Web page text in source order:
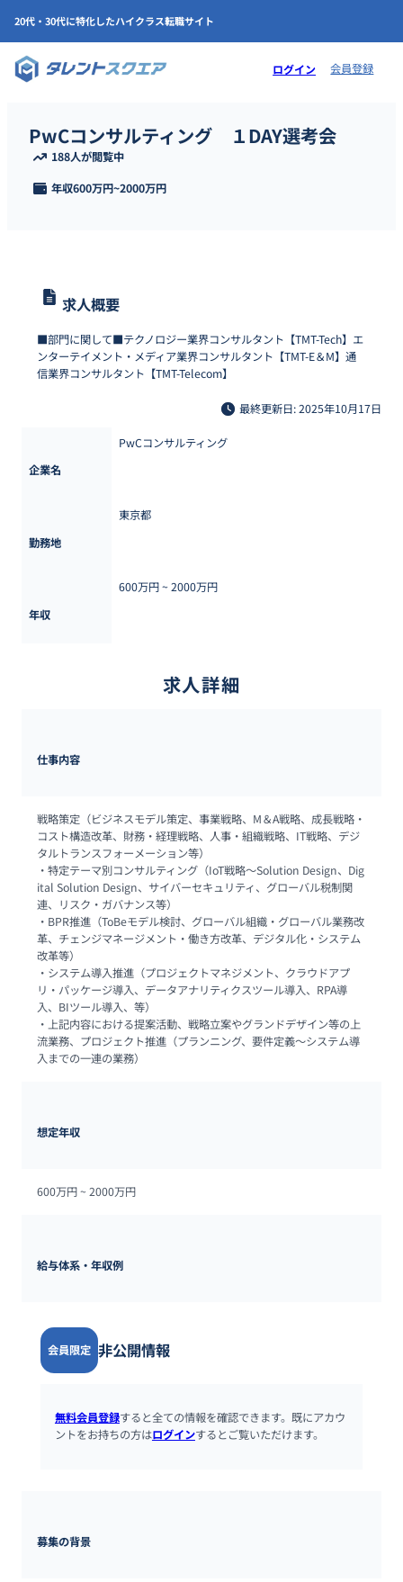
20代・30代に特化したハイクラス転職サイト
ログイン 会員登録
PwCコンサルティング １DAY選考会
188人が閲覧中
年収600万円~2000万円
求人概要
■部門に関して■テクノロジー業界コンサルタント【TMT-Tech】エ
ンターテイメント・メディア業界コンサルタント【TMT-E＆M】通
信業界コンサルタント【TMT-Telecom】
最終更新日: 2025年10月17日
企業名
PwCコンサルティング
勤務地
東京都
年収
600万円 ~ 2000万円
求人詳細
仕事内容
戦略策定（ビジネスモデル策定、事業戦略、M＆A戦略、成長戦略・
コスト構造改革、財務・経理戦略、人事・組織戦略、IT戦略、デジ
タルトランスフォーメーション等）
・特定テーマ別コンサルティング（IoT戦略～Solution Design、Dig
ital Solution Design、サイバーセキュリティ、グローバル税制関
連、リスク・ガバナンス等）
・BPR推進（ToBeモデル検討、グローバル組織・グローバル業務改
革、チェンジマネージメント・働き方改革、デジタル化・システム
改革等）
・システム導入推進（プロジェクトマネジメント、クラウドアプ
リ・パッケージ導入、データアナリティクスツール導入、RPA導
入、BIツール導入、等）
・上記内容における提案活動、戦略立案やグランドデザイン等の上
流業務、プロジェクト推進（プランニング、要件定義～システム導
入までの一連の業務）
想定年収
600万円 ~ 2000万円
給与体系・年収例
会員限定 非公開情報
無料会員登録すると全ての情報を確認できます。既にアカウ
ントをお持ちの方はログインするとご覧いただけます。
募集の背景